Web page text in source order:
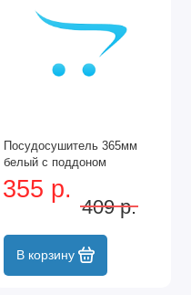
Посудосушитель 365мм
белый с поддоном
355 р.
409 р.
В корзину